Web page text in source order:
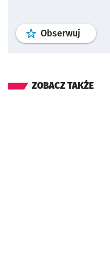
Obserwuj profil
ZOBACZ TAKŻE